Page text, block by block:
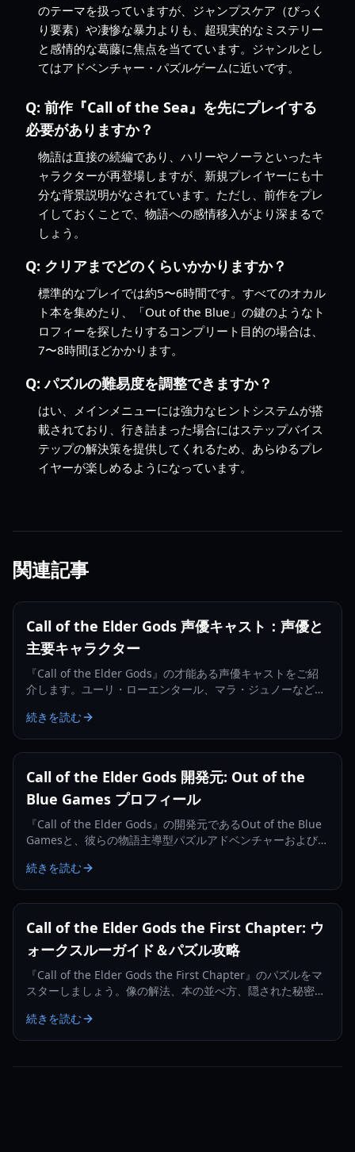
のテーマを扱っていますが、ジャンプスケア（びっく
り要素）や凄惨な暴力よりも、超現実的なミステリー
と感情的な葛藤に焦点を当てています。ジャンルとし
てはアドベンチャー・パズルゲームに近いです。
Q: 前作『Call of the Sea』を先にプレイする
必要がありますか？
物語は直接の続編であり、ハリーやノーラといったキ
ャラクターが再登場しますが、新規プレイヤーにも十
分な背景説明がなされています。ただし、前作をプレ
イしておくことで、物語への感情移入がより深まるで
しょう。
Q: クリアまでどのくらいかかりますか？
標準的なプレイでは約5〜6時間です。すべてのオカル
ト本を集めたり、「Out of the Blue」の鍵のようなト
ロフィーを探したりするコンプリート目的の場合は、
7〜8時間ほどかかります。
Q:パズルの難易度を調整できますか？
はい、メインメニューには強力なヒントシステムが搭
載されており、行き詰まった場合にはステップバイス
テップの解決策を提供してくれるため、あらゆるプレ
イヤーが楽しめるようになっています。
関連記事
Call of the Elder Gods 声優キャスト：声優と
主要キャラクター
『Call of the Elder Gods』の才能ある声優キャストをご紹
介します。ユーリ・ローエンタール、マラ・ジュノーなどが
込むキャラクターについて学びましょう。
続きを読む
Call of the Elder Gods 開発元: Out of the
Blue Games プロフィール
『Call of the Elder Gods』の開発元であるOut of the Blue
Gamesと、彼らの物語主導型パズルアドベンチャーおよびラ
続きを読む
Call of the Elder Gods the First Chapter: ウ
ォークスルーガイド＆パズル攻略
『Call of the Elder Gods the First Chapter』のパズルをマ
スターしましょう。像の解法、本の並べ方、隠された秘密な
続きを読む